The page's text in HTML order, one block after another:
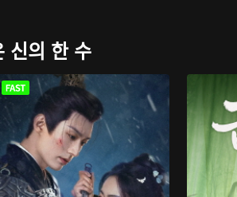
신의 한 수